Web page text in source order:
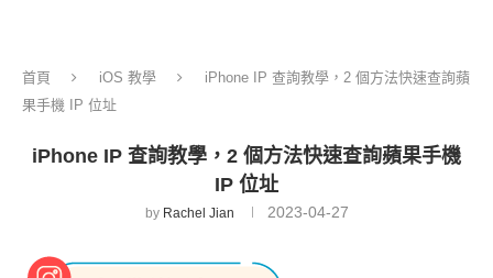
首頁 iOS 教學
iPhone IP 查詢教學，2 個方法快速查詢蘋
果手機 IP 位址
iPhone IP 查詢教學，2 個方法快速查詢蘋果手機
IP 位址
by Rachel Jian 2023-04-27